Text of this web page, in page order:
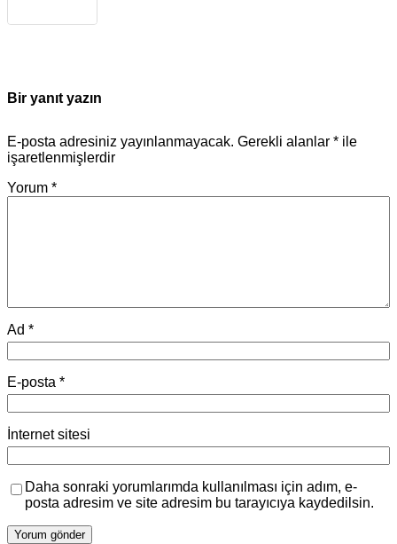
Bir yanıt yazın
E-posta adresiniz yayınlanmayacak. Gerekli alanlar * ile
işaretlenmişlerdir
Yorum *
Ad *
E-posta *
İnternet sitesi
Daha sonraki yorumlarımda kullanılması için adım, e-
posta adresim ve site adresim bu tarayıcıya kaydedilsin.